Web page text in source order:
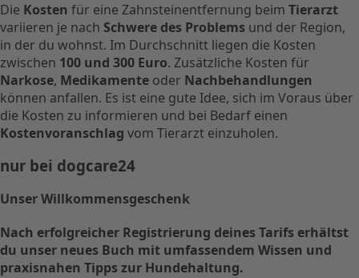
Die Kosten für eine Zahnsteinentfernung beim Tierarzt
variieren je nach Schwere des Problems und der Region,
in der du wohnst. Im Durchschnitt liegen die Kosten
zwischen 100 und 300 Euro. Zusätzliche Kosten für
Narkose, Medikamente oder Nachbehandlungen
können anfallen. Es ist eine gute Idee, sich im Voraus über
die Kosten zu informieren und bei Bedarf einen
Kostenvoranschlag vom Tierarzt einzuholen.
nur bei dogcare24
Unser Willkommensgeschenk
Nach erfolgreicher Registrierung deines Tarifs erhältst
du unser neues Buch mit umfassendem Wissen und
praxisnahen Tipps zur Hundehaltung.